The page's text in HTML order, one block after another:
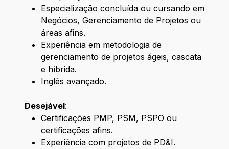
Especialização concluída ou cursando em
Negócios, Gerenciamento de Projetos ou
áreas afins.
Experiência em metodologia de
gerenciamento de projetos ágeis, cascata
e híbrida.
Inglês avançado.
Desejável:
Certificações PMP, PSM, PSPO ou
certificações afins.
Experiência com projetos de PD&I.